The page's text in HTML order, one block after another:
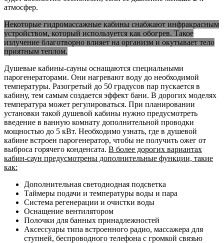
атмосфер.
Некоторые гидромассажные кабины снабжают инфракрасным
устройством, который используется как обогрев. Такое
излучение благотворно влияет на организм и окутывает тело
приятным теплом.
Душевые кабины-сауны оснащаются специальными
парогенераторами. Они нагревают воду до необходимой
температуры. Разогретый до 50 градусов пар пускается в
кабину, тем самым создается эффект бани. В дорогих моделях
температура может регулироваться. При планировании
установки такой душевой кабины нужно предусмотреть
введение в ванную комнату дополнительной проводки
мощностью до 5 кВт. Необходимо узнать, где в душевой
кабине встроен парогенератор, чтобы не получить ожег от
выброса горячего конденсата. В более дорогих вариантах
кабин-саун предусмотрены дополнительные функции, такие
как:
Дополнительная светодиодная подсветка
Таймеры подачи и температуры воды и пара
Система регенерации и очистки воды
Оснащение вентилятором
Полочки для банных принадлежностей
Аксессуары типа встроенного радио, массажера для
ступней, беспроводного телефона с громкой связью